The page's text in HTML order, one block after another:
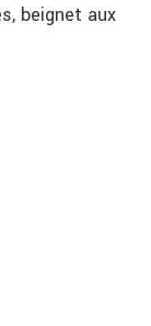
beignet aux